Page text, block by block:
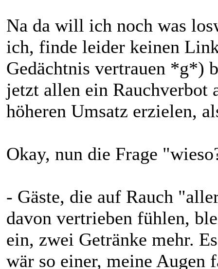
Na da will ich noch was
ich, finde leider keinen
Gedächtnis vertrauen *g*)
jetzt allen ein
höheren Umsatz erzielen,
Okay, nun die Frage
- Gäste, die auf Rauch
davon vertrieben fühlen,
ein, zwei Getränke mehr.
wär so einer, meine Augen